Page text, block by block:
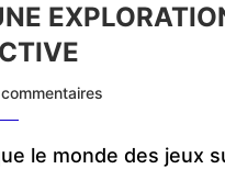
le monde des jeux